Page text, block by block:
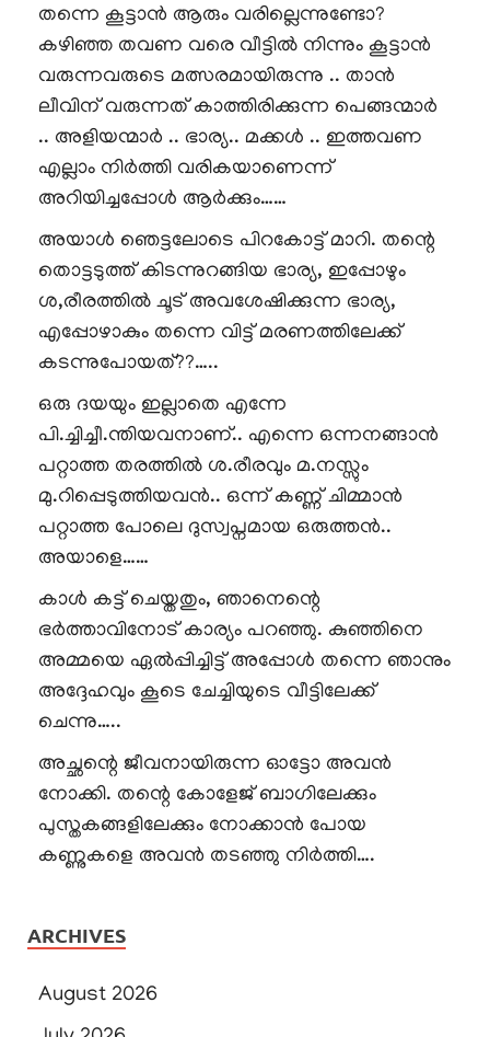
തന്നെ കൂട്ടാൻ ആരും വരില്ലെന്നുണ്ടോ?
കഴിഞ്ഞ തവണ വരെ വീട്ടിൽ നിന്നും കൂട്ടാൻ
വരുന്നവരുടെ മത്സരമായിരുന്നു .. താൻ
ലീവിന് വരുന്നത് കാത്തിരിക്കുന്ന പെങ്ങന്മാർ
.. അളിയന്മാർ .. ഭാര്യ.. മക്കൾ .. ഇത്തവണ
എല്ലാം നിർത്തി വരികയാണെന്ന്
അറിയിച്ചപ്പോൾ ആർക്കും……
അയാൾ ഞെട്ടലോടെ പിറകോട്ട് മാറി. തന്റെ
തൊട്ടടുത്ത് കിടന്നുറങ്ങിയ ഭാര്യ, ഇപ്പോഴും
ശ,രീരത്തിൽ ചൂട് അവശേഷിക്കുന്ന ഭാര്യ,
എപ്പോഴാകും തന്നെ വിട്ട് മരണത്തിലേക്ക്
കടന്നുപോയത്??…..
ഒരു ദയയും ഇല്ലാതെ എന്നേ
പി.ച്ചിച്ചീ.ന്തിയവനാണ്.. എന്നെ ഒന്നനങ്ങാൻ
പറ്റാത്ത തരത്തിൽ ശ.രീരവും മ.നസ്സും
മു.റിപ്പെടുത്തിയവൻ.. ഒന്ന് കണ്ണ് ചിമ്മാൻ
പറ്റാത്ത പോലെ ദുസ്വപ്നമായ ഒരുത്തൻ..
അയാളെ……
കാൾ കട്ട് ചെയ്തതും, ഞാനെന്റെ
ഭർത്താവിനോട് കാര്യം പറഞ്ഞു. കുഞ്ഞിനെ
അമ്മയെ ഏൽപ്പിച്ചിട്ട് അപ്പോൾ തന്നെ ഞാനും
അദ്ദേഹവും കൂടെ ചേച്ചിയുടെ വീട്ടിലേക്ക്
ചെന്നു…..
അച്ഛന്റെ ജീവനായിരുന്ന ഓട്ടോ അവൻ
നോക്കി. തന്റെ കോളേജ് ബാഗിലേക്കും
പുസ്തകങ്ങളിലേക്കും നോക്കാൻ പോയ
കണ്ണുകളെ അവൻ തടഞ്ഞു നിർത്തി….
ARCHIVES
August 2026